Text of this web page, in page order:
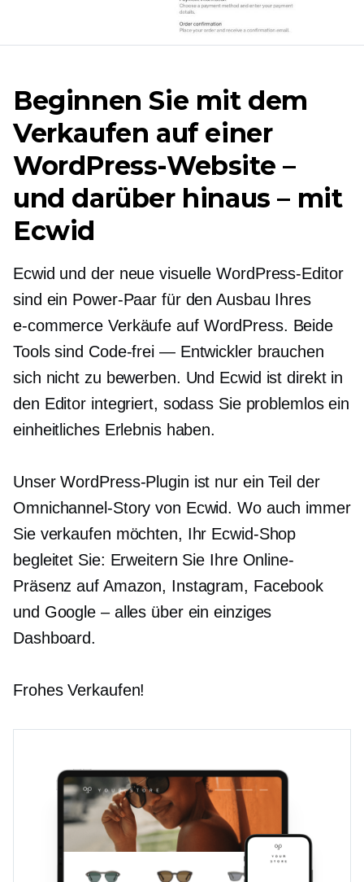
Beginnen Sie mit dem
Verkaufen auf einer
WordPress-Website –
und darüber hinaus – mit
Ecwid
Ecwid und der neue visuelle WordPress-Editor
sind ein Power-Paar für den Ausbau Ihres
e-commerce Verkäufe auf WordPress. Beide
Tools sind Code-frei — Entwickler brauchen
sich nicht zu bewerben. Und Ecwid ist direkt in
den Editor integriert, sodass Sie problemlos ein
einheitliches Erlebnis haben.
Unser WordPress-Plugin ist nur ein Teil der
Omnichannel-Story von Ecwid. Wo auch immer
Sie verkaufen möchten, Ihr Ecwid-Shop
begleitet Sie: Erweitern Sie Ihre Online-
Präsenz auf Amazon, Instagram, Facebook
und Google – alles über ein einziges
Dashboard.
Frohes Verkaufen!